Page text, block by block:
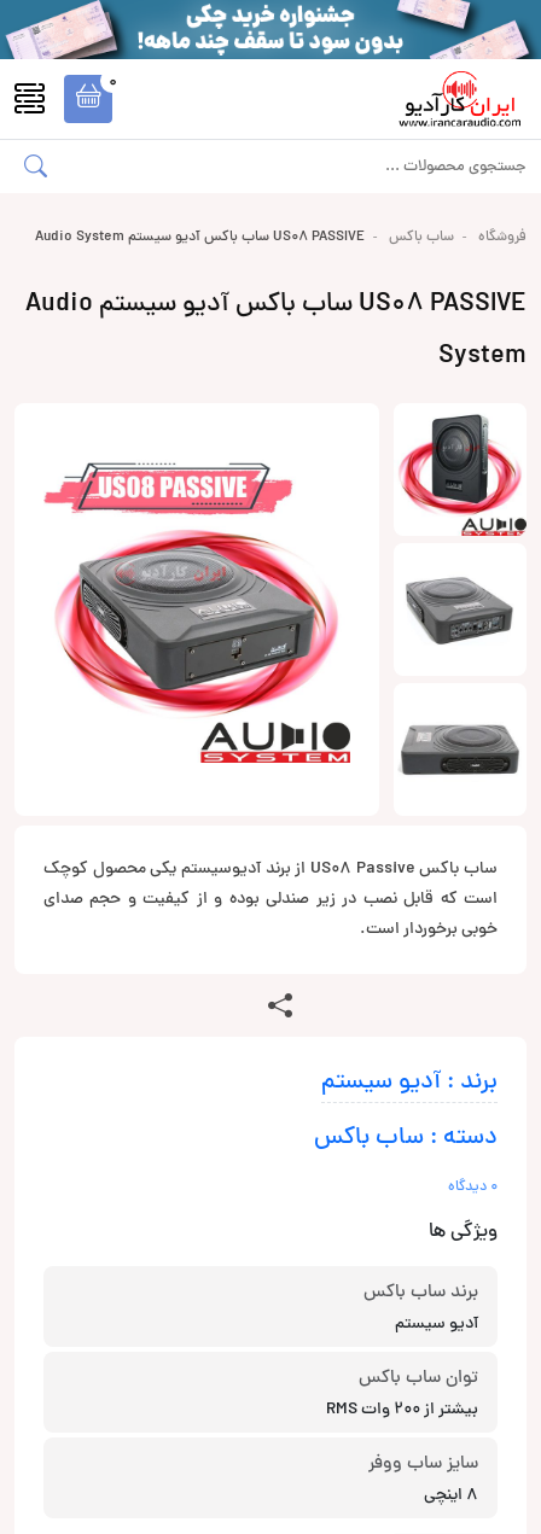
0
فروشگاه ساب باکس US08 PASSIVE ساب باکس آدیو سیستم Audio System
US08 PASSIVE ساب باکس آدیو سیستم Audio
System
ساب باکس US08 Passive از برند آدیوسیستم یکی محصول کوچک
است که قابل نصب در زیر صندلی بوده و از کیفیت و حجم صدای
خوبی برخوردار است.
برند : آدیو سیستم
دسته : ساب باکس
0 دیدگاه
ویژگی ها
برند ساب باکس
آدیو سیستم
توان ساب باکس
بیشتر از 200 وات RMS
سایز ساب ووفر
8 اینچی